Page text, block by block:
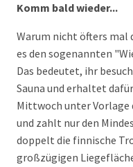
Komm bald wieder...
Warum nicht öfters mal
es den sogenannten
Das bedeutet, ihr
Sauna und erhaltet
Mittwoch unter
und zahlt nur den
doppelt die finnische
großzügigen